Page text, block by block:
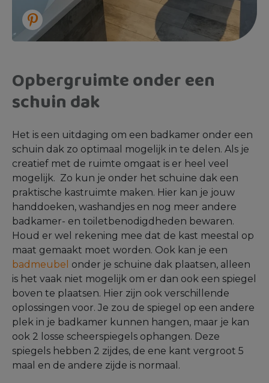
Opbergruimte onder een
schuin dak
Het is een uitdaging om een badkamer onder een
schuin dak zo optimaal mogelijk in te delen. Als je
creatief met de ruimte omgaat is er heel veel
mogelijk. Zo kun je onder het schuine dak een
praktische kastruimte maken. Hier kan je jouw
handdoeken, washandjes en nog meer andere
badkamer- en toiletbenodigdheden bewaren.
Houd er wel rekening mee dat de kast meestal op
maat gemaakt moet worden. Ook kan je een
badmeubel onder je schuine dak plaatsen, alleen
is het vaak niet mogelijk om er dan ook een spiegel
boven te plaatsen. Hier zijn ook verschillende
oplossingen voor. Je zou de spiegel op een andere
plek in je badkamer kunnen hangen, maar je kan
ook 2 losse scheerspiegels ophangen. Deze
spiegels hebben 2 zijdes, de ene kant vergroot 5
maal en de andere zijde is normaal.